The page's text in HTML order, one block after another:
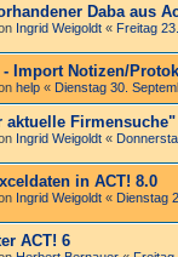
Daba aus
Ingrid Weigoldt « Freitag
- Import Notizen/
help « Dienstag 30.
aktuelle
Ingrid Weigoldt «
in ACT! 8.0
Ingrid Weigoldt « Dienstag
ACT! 6